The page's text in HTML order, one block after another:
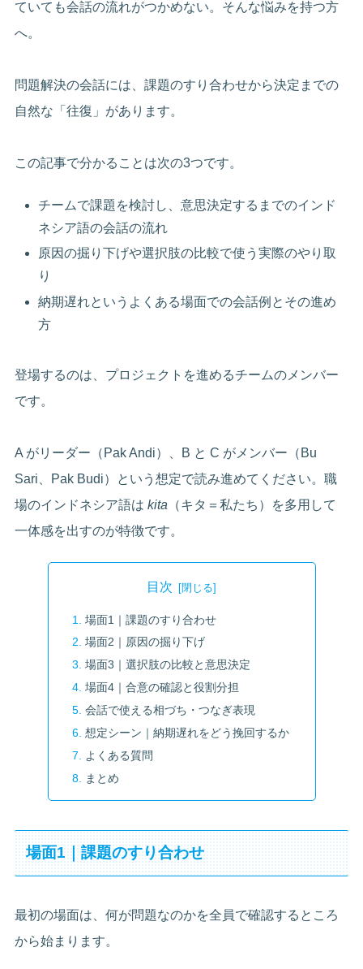
ていても会話の流れがつかめない。そんな悩みを持つ方
へ。
問題解決の会話には、課題のすり合わせから決定までの
自然な「往復」があります。
この記事で分かることは次の3つです。
チームで課題を検討し、意思決定するまでのインド
ネシア語の会話の流れ
原因の掘り下げや選択肢の比較で使う実際のやり取
り
納期遅れというよくある場面での会話例とその進め
方
登場するのは、プロジェクトを進めるチームのメンバー
です。
A がリーダー（Pak Andi）、B と C がメンバー（Bu
Sari、Pak Budi）という想定で読み進めてください。職
場のインドネシア語はkita （キタ＝私たち）を多用して
一体感を出すのが特徴です。
目次
場面1｜課題のすり合わせ
場面2｜原因の掘り下げ
場面3｜選択肢の比較と意思決定
場面4｜合意の確認と役割分担
会話で使える相づち・つなぎ表現
想定シーン｜納期遅れをどう挽回するか
よくある質問
まとめ
場面1｜課題のすり合わせ
最初の場面は、何が問題なのかを全員で確認するところ
から始まります。